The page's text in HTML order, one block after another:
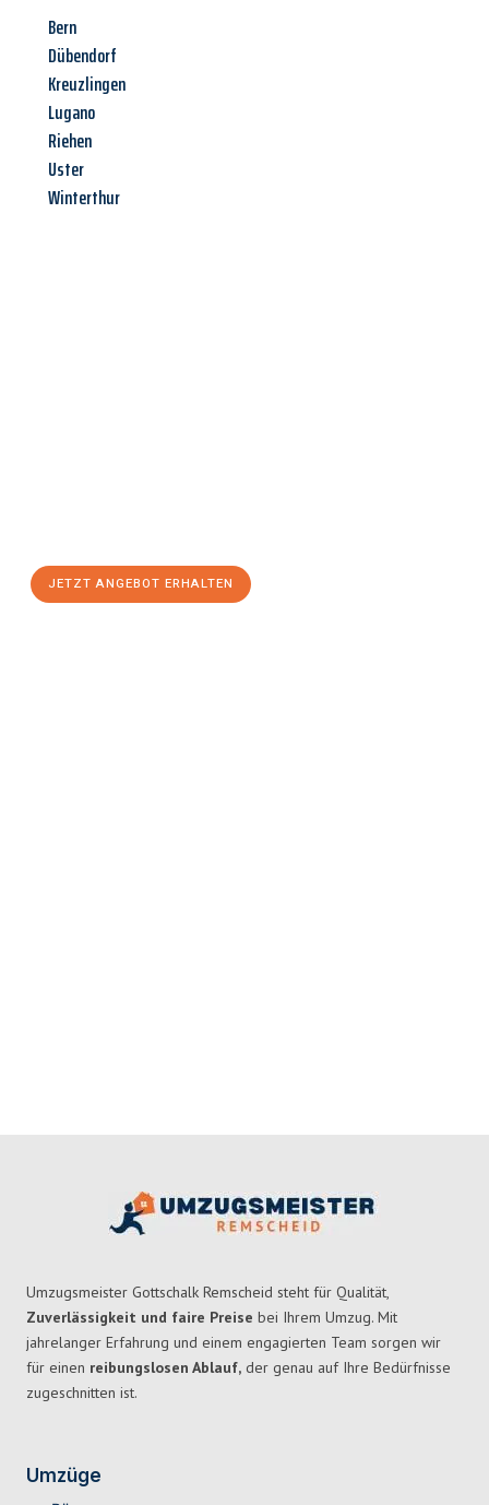
Bern
Dübendorf
Kreuzlingen
Lugano
Riehen
Uster
Winterthur
JETZT ANGEBOT ERHALTEN
Umzugsmeister Gottschalk Remscheid steht für Qualität,
Zuverlässigkeit und faire Preise bei Ihrem Umzug. Mit
jahrelanger Erfahrung und einem engagierten Team sorgen wir
für einen reibungslosen Ablauf, der genau auf Ihre Bedürfnisse
zugeschnitten ist.
Umzüge